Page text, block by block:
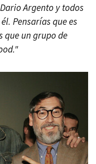
Argento y todos
Pensarías que es
que un grupo de